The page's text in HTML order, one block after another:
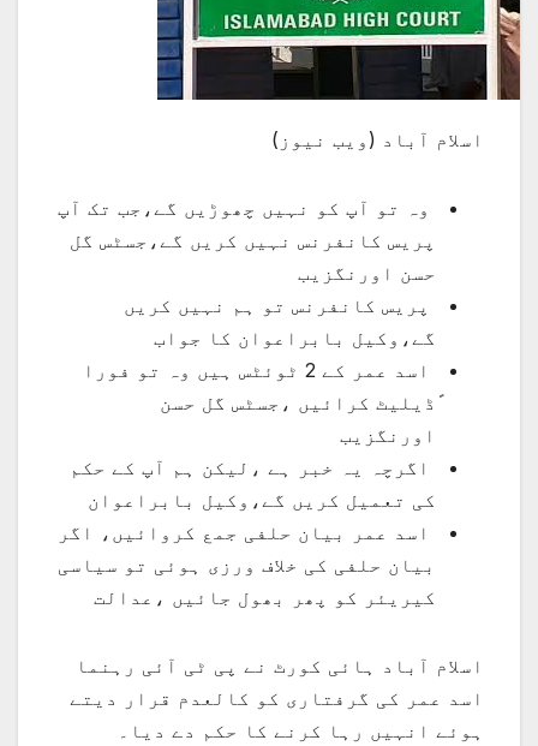
اسلام آباد (ویب نیوز)
وہ تو آپ کو نہیں چھوڑیں گے،جب تک آپ
پریس کانفرنس نہیں کریں گے،جسٹس گل
حسن اورنگزیب
پریس کانفرنس تو ہم نہیں کریں
گے،وکیل بابراعوان کا جواب
اسد عمر کے 2 ٹوئٹس ہیں وہ تو فورا
ًڈیلیٹ کرائیں ،جسٹس گل حسن
اورنگزیب
اگرچہ یہ خبر ہے ،لیکن ہم آپ کے حکم
کی تعمیل کریں گے،وکیل بابراعوان
اسد عمر بیان حلفی جمع کروائیں، اگر
بیان حلفی کی خلاف ورزی ہوئی تو سیاسی
کیریئر کو پھر بھول جائیں ،عدالت
اسلام آباد ہائی کورٹ نے پی ٹی آئی رہنما
اسد عمر کی گرفتاری کو کالعدم قرار دیتے
ہوئے انہیں رہا کرنے کا حکم دے دیا۔